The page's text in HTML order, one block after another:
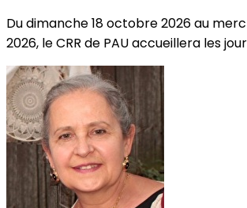
Du dimanche 18 octobre 2026 au
2026, le CRR de PAU accueillera les